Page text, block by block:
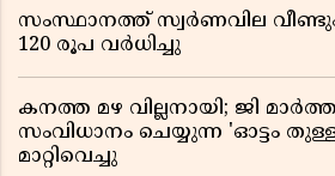
സംസ്ഥാനത്ത് സ്വര്‍ണവില
120 രൂപ വര്‍ധിച്ചു
കനത്ത മഴ വില്ലനായി; ജി
സംവിധാനം ചെയ്യുന്ന 'ഓട്ടം
മാറ്റിവെച്ചു